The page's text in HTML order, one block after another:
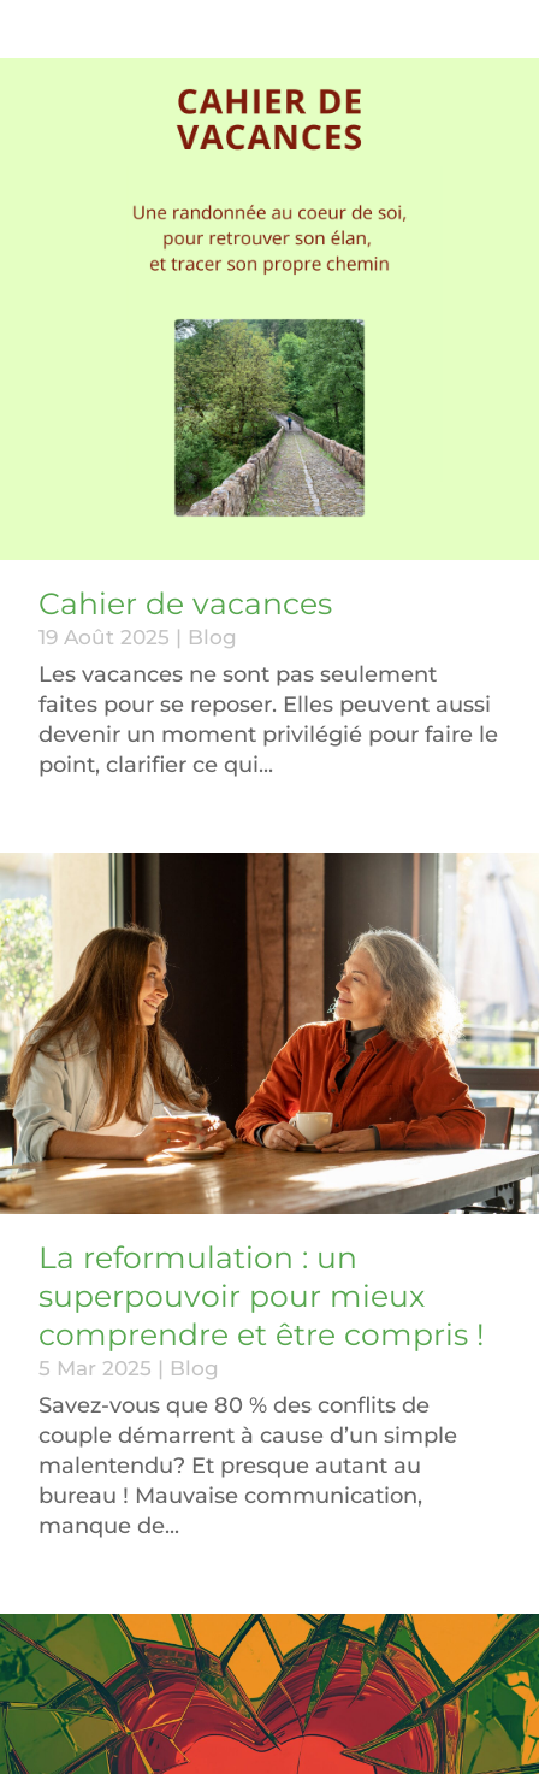
Cahier de vacances
19 Août 2025 | Blog
Les vacances ne sont pas seulement
faites pour se reposer. Elles peuvent aussi
devenir un moment privilégié pour faire le
point, clarifier ce qui...
La reformulation : un
superpouvoir pour mieux
comprendre et être compris !
5 Mar 2025 | Blog
Savez-vous que 80 % des conflits de
couple démarrent à cause d’un simple
malentendu? Et presque autant au
bureau ! Mauvaise communication,
manque de...